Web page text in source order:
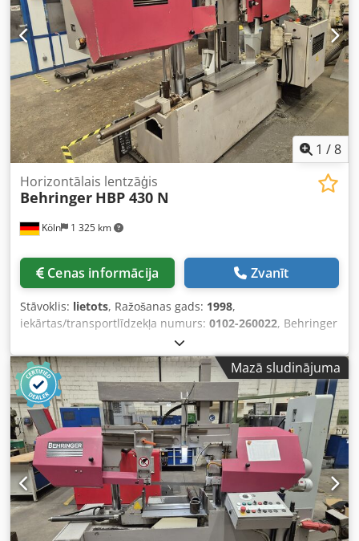
1 /8
Köln 1 325 km
Horizontālais lentzāģis
Behringer HBP 430 N
Cenas informācija Zvanīt
Stāvoklis: lietots, Ražošanas gads: 1998,
iekārtas/transportlīdzekļa numurs: 0102-260022, Behringer
HBP 430N ir horizontāla divstūra lēnzāģis, kas paredzēts
profesionālam izmantošanai metāla apstrādē. Tā ir
piemērota precīzai masīvu materiālu, cauruļu un profilu
griešanai, un to raksturo izturīga konstrukcija un augsta
griešanas precizitāte. Mašīna ir paredzēta taisniem
griezumiem; atkarībā no konfigurācijas, iespējami arī leņķa
griezumi līdz 45°. Ar griešanas diapazonu Ø 430 mm vai
600 × 430 mm un nepārtraukti regulējamu griešanas
ātrumu no 17 līdz 110 m/min, tā ir daudzpusīgi
izmantojama. Jaudīgais 7,5 kW zāģa motors, hidrauliskā
apstrādājamā materiāla fiksācija un dzesēšanas-smēreļļu
sistēma ar 150 litriem nodrošina uzticamu un ekonomisku
Mazā sludinājuma